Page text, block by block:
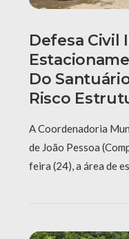
Defesa Civil
Do
Risco
A Coordenadoria
de João Pessoa
feira (24), a área de